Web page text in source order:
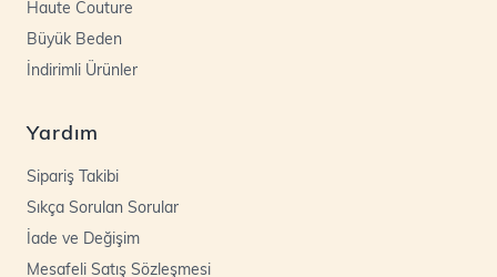
Haute Couture
Büyük Beden
İndirimli Ürünler
Yardım
Sipariş Takibi
Sıkça Sorulan Sorular
İade ve Değişim
Mesafeli Satış Sözleşmesi